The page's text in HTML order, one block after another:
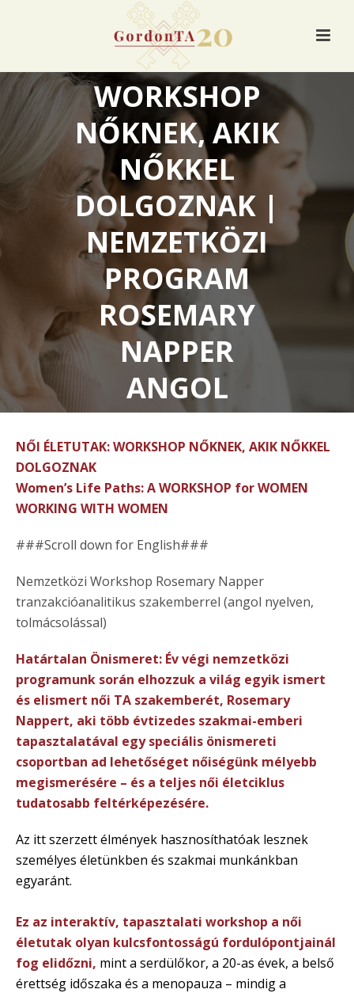
NŐI ÉLETUTAK:
WORKSHOP
NŐKNEK, AKIK
NŐKKEL
DOLGOZNAK |
NEMZETKÖZI
PROGRAM
ROSEMARY
NAPPER
ANGOL
SZAKEMBERREL
NŐI ÉLETUTAK: WORKSHOP NŐKNEK, AKIK NŐKKEL
DOLGOZNAK
Women’s Life Paths:A WORKSHOP for WOMEN
WORKING WITH WOMEN
###Scroll down for English###
Nemzetközi Workshop Rosemary Napper
tranzakcióanalitikus szakemberrel (angol nyelven,
tolmácsolással)
Határtalan Önismeret: Év végi nemzetközi
programunk során elhozzuk a világ egyik ismert
és elismert női TA szakemberét, Rosemary
Nappert, aki több évtizedes szakmai-emberi
tapasztalatával egy speciális önismereti
csoportban ad lehetőséget nőiségünk mélyebb
megismerésére – és a teljes női életciklus
tudatosabb feltérképezésére.
Az itt szerzett élmények hasznosíthatóak lesznek
személyes életünkben és szakmai munkánkban
egyaránt.
Ez az interaktív, tapasztalati workshop a női
életutak olyan kulcsfontosságú fordulópontjainál
fog elidőzni, mint a serdülőkor, a 20-as évek, a belső
érettség időszaka és a menopauza – mindig a